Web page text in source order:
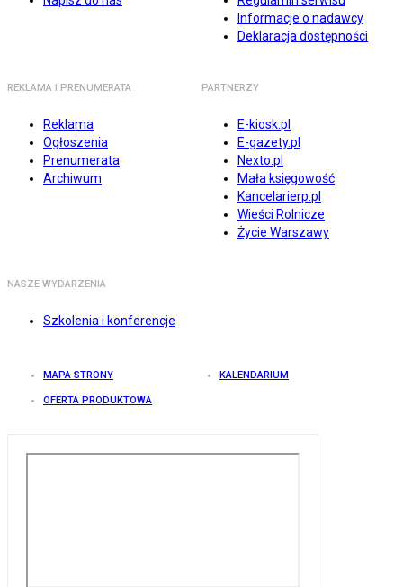
Informacje o nadawcy
Deklaracja dostępności
REKLAMA I PRENUMERATA
Reklama
Ogłoszenia
Prenumerata
Archiwum
PARTNERZY
E-kiosk.pl
E-gazety.pl
Nexto.pl
Mała księgowość
Kancelarierp.pl
Wieści Rolnicze
Życie Warszawy
NASZE WYDARZENIA
Szkolenia i konferencje
MAPA STRONY KALENDARIUM
OFERTA PRODUKTOWA